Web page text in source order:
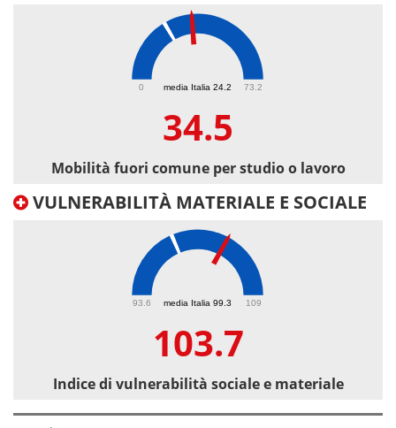
media Italia 24.2
0 73.2
34.5
Mobilità fuori comune per studio o lavoro
VULNERABILITÀ MATERIALE E SOCIALE
media Italia 99.3
93.6 109
103.7
Indice di vulnerabilità sociale e materiale